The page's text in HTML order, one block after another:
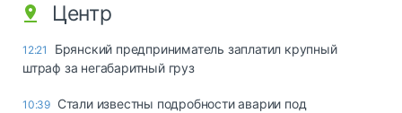
Центр
12:21
Брянский предприниматель заплатил крупный
штраф за негабаритный груз
10:39 Стали известны подробности аварии под